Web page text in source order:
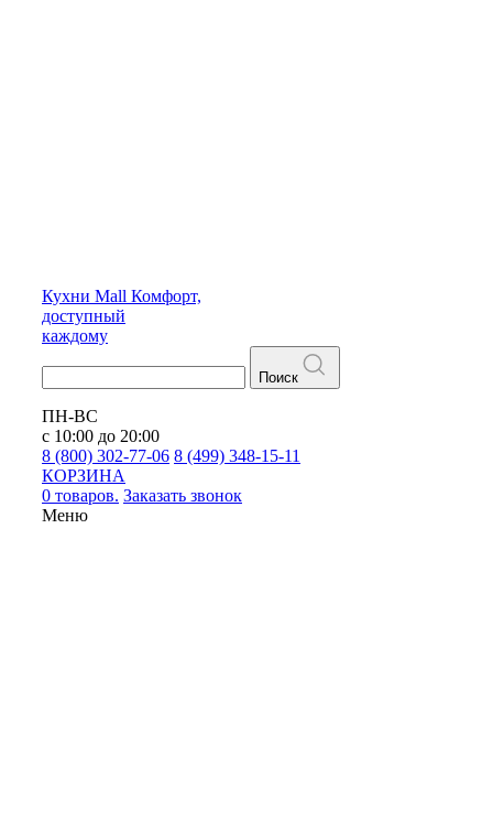
Кухни Mall Комфорт,
доступный
каждому
Поиск
ПН-ВС
с 10:00 до 20:00
8 (800) 302-77-06 8 (499) 348-15-11
КОРЗИНА
0 товаров. Заказать звонок
Меню